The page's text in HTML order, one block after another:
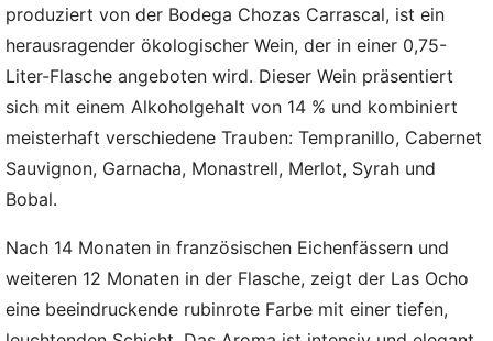
produziert von der Bodega Chozas Carrascal, ist ein
herausragender ökologischer Wein, der in einer 0,75-
Liter-Flasche angeboten wird. Dieser Wein präsentiert
sich mit einem Alkoholgehalt von 14 % und kombiniert
meisterhaft verschiedene Trauben: Tempranillo, Cabernet
Sauvignon, Garnacha, Monastrell, Merlot, Syrah und
Bobal.
Nach 14 Monaten in französischen Eichenfässern und
weiteren 12 Monaten in der Flasche, zeigt der Las Ocho
eine beeindruckende rubinrote Farbe mit einer tiefen,